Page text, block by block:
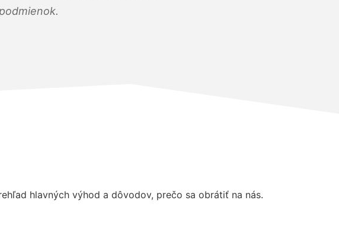
hlavných výhod a dôvodov, prečo sa obrátiť na nás.